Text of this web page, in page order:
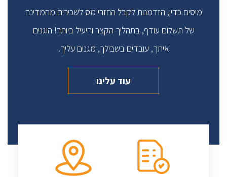
מיסים כדין, הזדמנות לקבל החזרי מס לשכירים מהמדינה
של תשלום עודף, בתהליך הקצר והיעיל ביותר! הוגנים
איתך, עובדים בשבילך, מגנים עליך.
עוד עלינו